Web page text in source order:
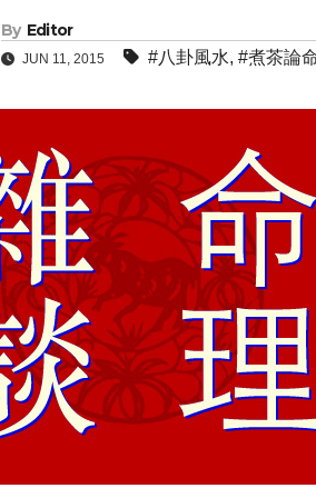
By Editor
JUN 11, 2015 #八卦風水, #煮茶論